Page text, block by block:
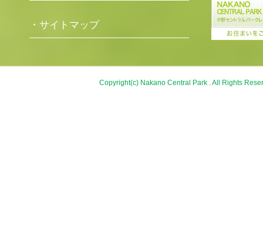
・サイトマップ
Copyright(c) Nakano Central Park . All Rights